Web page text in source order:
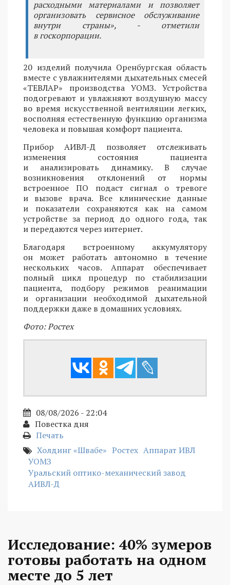
расходными материалами и позволяет
организовать сервисное обслуживание
внутри страны», - отметили
в госкорпорации.
20 изделий получила Оренбургская область
вместе с увлажнителями дыхательных смесей
«ТЕВЛАР» производства УОМЗ. Устройства
подогревают и увлажняют воздушную массу
во время искусственной вентиляции легких,
восполняя естественную функцию организма
человека и повышая комфорт пациента.
Прибор АИВЛ-Д позволяет отслеживать
изменения состояния пациента
и анализировать динамику. В случае
возникновения отклонений от нормы
встроенное ПО подаст сигнал о тревоге
и вызове врача. Все клинические данные
и показатели сохраняются как на самом
устройстве за период до одного года, так
и передаются через интернет.
Благодаря встроенному аккумулятору
он может работать автономно в течение
нескольких часов. Аппарат обеспечивает
полный цикл процедур по стабилизации
пациента, подбору режимов реанимации
и организации необходимой дыхательной
поддержки даже в домашних условиях.
Фото: Ростех
08/08/2026 - 22:04
Повестка дня
Печать
Холдинг «Швабе» Ростех Аппарат ИВЛ
УОМЗ
Уральский оптико-механический завод
АИВЛ-Д
Исследование: 40% зумеров
готовы работать на одном
месте до 5 лет